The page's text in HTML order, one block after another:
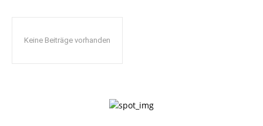
Keine Beiträge vorhanden